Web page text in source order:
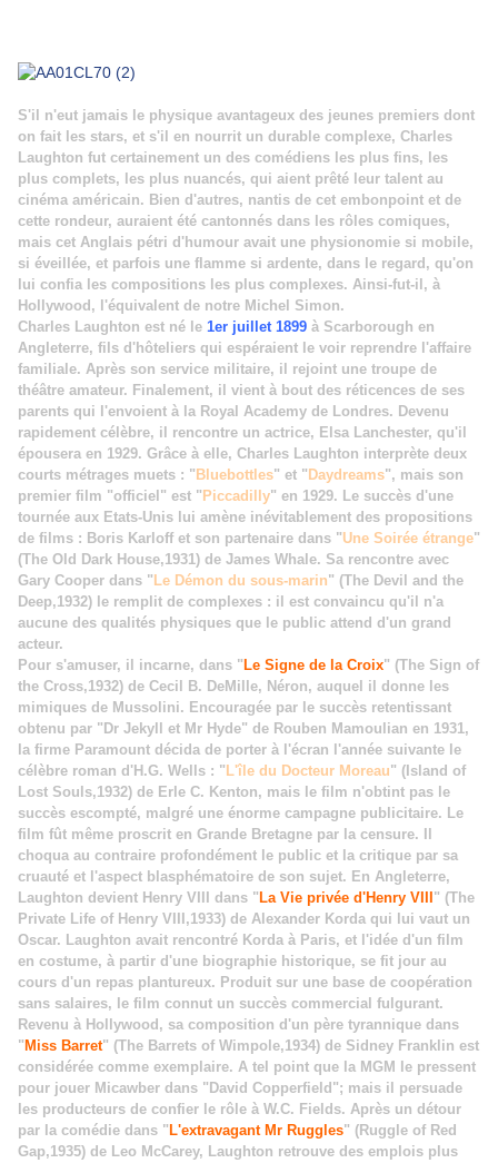
S'il n'eut jamais le physique avantageux des jeunes premiers dont
on fait les stars, et s'il en nourrit un durable complexe, Charles
Laughton fut certainement un des comédiens les plus fins, les
plus complets, les plus nuancés, qui aient prêté leur talent au
cinéma américain. Bien d'autres, nantis de cet embonpoint et de
cette rondeur, auraient été cantonnés dans les rôles comiques,
mais cet Anglais pétri d'humour avait une physionomie si mobile,
si éveillée, et parfois une flamme si ardente, dans le regard, qu'on
lui confia les compositions les plus complexes. Ainsi-fut-il, à
Hollywood, l'équivalent de notre Michel Simon.
Charles Laughton est né le 1er juillet 1899 à Scarborough en
Angleterre, fils d'hôteliers qui espéraient le voir reprendre l'affaire
familiale. Après son service militaire, il rejoint une troupe de
théâtre amateur. Finalement, il vient à bout des réticences de ses
parents qui l'envoient à la Royal Academy de Londres. Devenu
rapidement célèbre, il rencontre un actrice, Elsa Lanchester, qu'il
épousera en 1929. Grâce à elle, Charles Laughton interprète deux
courts métrages muets : " Bluebottles" et " Daydreams", mais son
premier film "officiel" est " Piccadilly" en 1929. Le succès d'une
tournée aux Etats-Unis lui amène inévitablement des propositions
de films : Boris Karloff et son partenaire dans "Une Soirée étrange"
(The Old Dark House,1931) de James Whale. Sa rencontre avec
Gary Cooper dans " Le Démon du sous-marin" (The Devil and the
Deep,1932) le remplit de complexes : il est convaincu qu'il n'a
aucune des qualités physiques que le public attend d'un grand
acteur.
Pour s'amuser, il incarne, dans " Le Signe de la Croix" (The Sign of
the Cross,1932) de Cecil B. DeMille, Néron, auquel il donne les
mimiques de Mussolini. Encouragée par le succès retentissant
obtenu par "Dr Jekyll et Mr Hyde" de Rouben Mamoulian en 1931,
la firme Paramount décida de porter à l'écran l'année suivante le
célèbre roman d'H.G. Wells : " L'île du Docteur Moreau" (Island of
Lost Souls,1932) de Erle C. Kenton, mais le film n'obtint pas le
succès escompté, malgré une énorme campagne publicitaire. Le
film fût même proscrit en Grande Bretagne par la censure. Il
choqua au contraire profondément le public et la critique par sa
cruauté et l'aspect blasphématoire de son sujet. En Angleterre,
Laughton devient Henry VIII dans " La Vie privée d'Henry VIII " (The
Private Life of Henry VIII,1933) de Alexander Korda qui lui vaut un
Oscar. Laughton avait rencontré Korda à Paris, et l'idée d'un film
en costume, à partir d'une biographie historique, se fit jour au
cours d'un repas plantureux. Produit sur une base de coopération
sans salaires, le film connut un succès commercial fulgurant.
Revenu à Hollywood, sa composition d'un père tyrannique dans
" Miss Barret" (The Barrets of Wimpole,1934) de Sidney Franklin est
considérée comme exemplaire. A tel point que la MGM le pressent
pour jouer Micawber dans "David Copperfield"; mais il persuade
les producteurs de confier le rôle à W.C. Fields. Après un détour
par la comédie dans " L'extravagant Mr Ruggles" (Ruggle of Red
Gap,1935) de Leo McCarey, Laughton retrouve des emplois plus